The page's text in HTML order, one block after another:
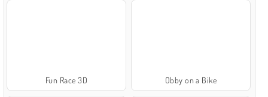
Fun Race 3D Obby on a Bike